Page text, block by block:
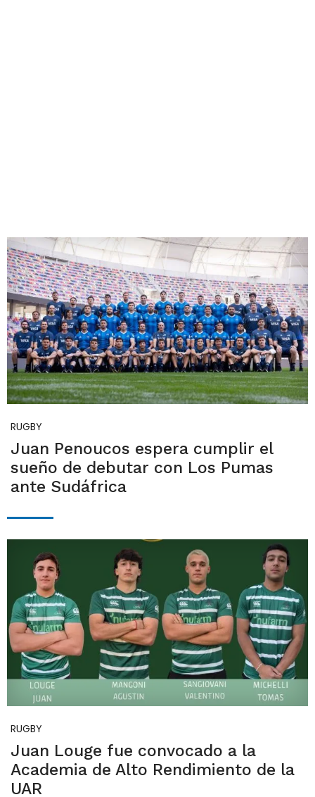
RUGBY
Juan Penoucos espera cumplir el
sueño de debutar con Los Pumas
ante Sudáfrica
RUGBY
Juan Louge fue convocado a la
Academia de Alto Rendimiento de la
UAR